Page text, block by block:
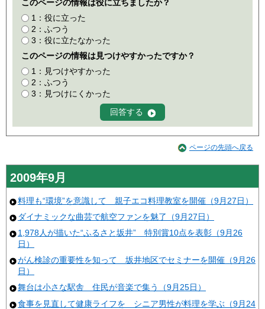
このページの情報は役に立ちましたか？
1：役に立った
2：ふつう
3：役に立たなかった
このページの情報は見つけやすかったですか？
1：見つけやすかった
2：ふつう
3：見つけにくかった
ページの先頭へ戻る
2009年9月
料理も“環境”を意識して 親子エコ料理教室を開催（9月27日）
ダイナミックな曲芸で航空ファンを魅了（9月27日）
1,978人が描いた“ふるさと坂井” 特別賞10点を表彰（9月26
日）
がん検診の重要性を知って 坂井地区でセミナーを開催（9月26
日）
舞台は小さな駅舎 住民が音楽で集う（9月25日）
食事を見直して健康ライフを シニア男性が料理を学ぶ（9月24